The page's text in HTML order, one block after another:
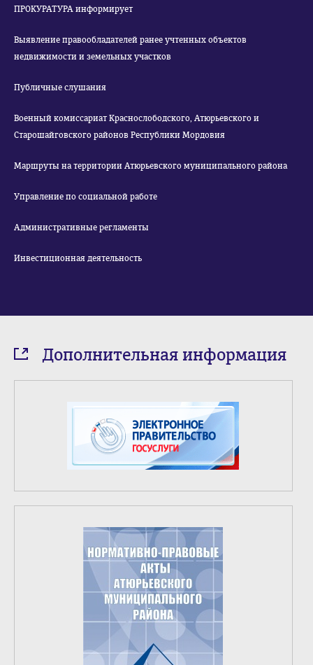
ПРОКУРАТУРА информирует
Выявление правообладателей ранее учтенных объектов
недвижимости и земельных участков
Публичные слушания
Военный комиссариат Краснослободского, Атюрьевского и
Старошайговского районов Республики Мордовия
Маршруты на территории Атюрьевского муниципального района
Управление по социальной работе
Административные регламенты
Инвестиционная деятельность
Дополнительная информация